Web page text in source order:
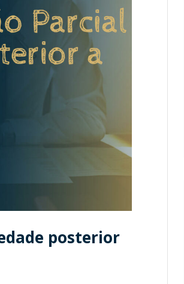
posterior